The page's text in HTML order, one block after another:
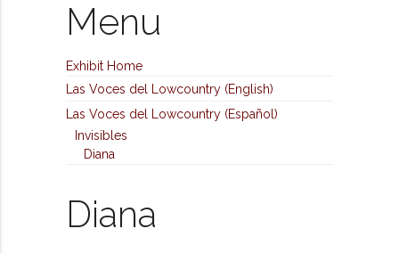
Menu
Exhibit Home
Las Voces del Lowcountry (English)
Las Voces del Lowcountry (Español)
Invisibles
Diana
Diana